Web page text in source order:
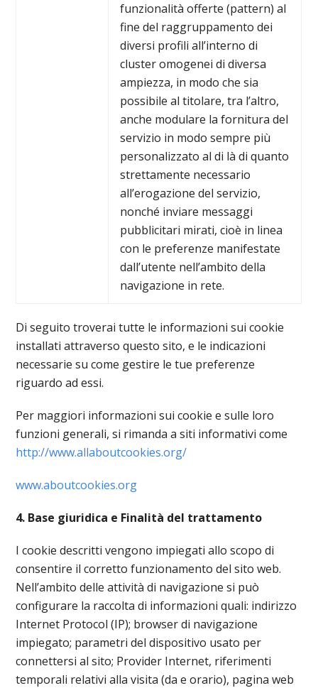
funzionalità offerte (pattern) al
fine del raggruppamento dei
diversi profili all’interno di
cluster omogenei di diversa
ampiezza, in modo che sia
possibile al titolare, tra l’altro,
anche modulare la fornitura del
servizio in modo sempre più
personalizzato al di là di quanto
strettamente necessario
all’erogazione del servizio,
nonché inviare messaggi
pubblicitari mirati, cioè in linea
con le preferenze manifestate
dall’utente nell’ambito della
navigazione in rete.
Di seguito troverai tutte le informazioni sui cookie
installati attraverso questo sito, e le indicazioni
necessarie su come gestire le tue preferenze
riguardo ad essi.
Per maggiori informazioni sui cookie e sulle loro
funzioni generali, si rimanda a siti informativi come
http://www.allaboutcookies.org/
www.aboutcookies.org
4. Base giuridica e Finalità del trattamento
I cookie descritti vengono impiegati allo scopo di
consentire il corretto funzionamento del sito web.
Nell’ambito delle attività di navigazione si può
configurare la raccolta di informazioni quali: indirizzo
Internet Protocol (IP); browser di navigazione
impiegato; parametri del dispositivo usato per
connettersi al sito; Provider Internet, riferimenti
temporali relativi alla visita (da e orario), pagina web